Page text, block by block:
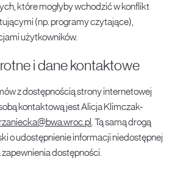
które mogłyby wchodzić w konflikt
(np. programy czytające),
użytkowników.
i dane kontaktowe
z dostępnością strony internetowej
kontaktową jestAlicja Klimczak-
. Tą samą drogą
o udostępnienie informacji niedostępnej
dostępności.